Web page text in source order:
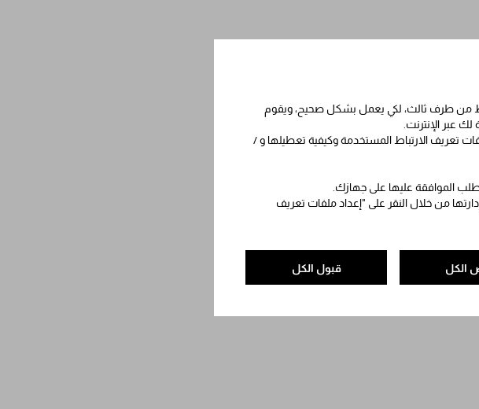
من طرف ثالث، لكي يعمل بشكل صحيح، ويقوم
عبر الإنترنت.
تعريف الارتباط المستخدمة وكيفية تعطيلها و /
الموافقة عليها على جهازك.
من خلال النقر على "إعداد ملفات تعريف
قبول الكل الكل